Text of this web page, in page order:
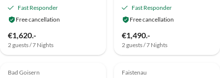
Fast Responder
Free cancellation
€1,620.-
2 guests / 7 Nights
Fast Responder
Free cancellation
€1,490.-
2 guests / 7 Nights
Bad Goisern Faistenau